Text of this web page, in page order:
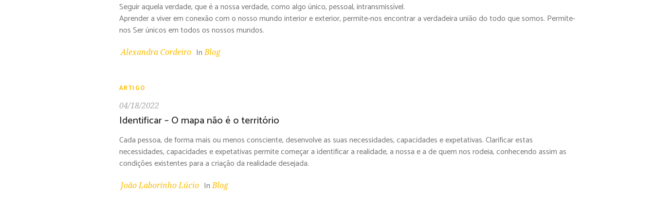
Seguir aquela verdade, que é a nossa verdade, como algo único, pessoal, intransmissível.
Aprender a viver em conexão com o nosso mundo interior e exterior, permite-nos encontrar a verdadeira união do todo que somos. Permite-
nos Ser únicos em todos os nossos mundos.
Alexandra Cordeiro InBlog
ARTIGO
04/18/2022
Identificar – O mapa não é o território
Cada pessoa, de forma mais ou menos consciente, desenvolve as suas necessidades, capacidades e expetativas. Clarificar estas
necessidades, capacidades e expetativas permite começar a identificar a realidade, a nossa e a de quem nos rodeia, conhecendo assim as
condições existentes para a criação da realidade desejada.
João Laborinho Lúcio InBlog